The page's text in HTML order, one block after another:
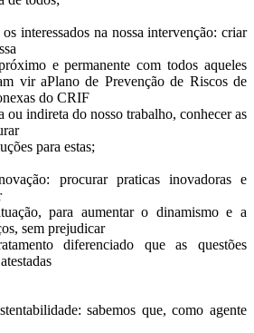
interessados na nossa intervenção: criar
e permanente com todos aqueles
vir aPlano de Prevenção de Riscos de
do CRIF
ou indireta do nosso trabalho, conhecer as
para estas;
procurar praticas inovadoras e
para aumentar o dinamismo e a
sem prejudicar
diferenciado que as questões
sabemos que, como agente